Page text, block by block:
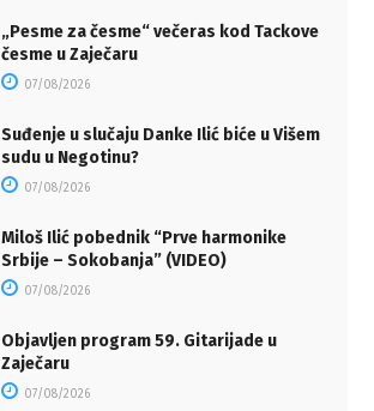
„Pesme za česme“ večeras kod Tackove
česme u Zaječaru
07/08/2026
Suđenje u slučaju Danke Ilić biće u Višem
sudu u Negotinu?
07/08/2026
Miloš Ilić pobednik “Prve harmonike
Srbije – Sokobanja” (VIDEO)
07/08/2026
Objavljen program 59. Gitarijade u
Zaječaru
07/08/2026